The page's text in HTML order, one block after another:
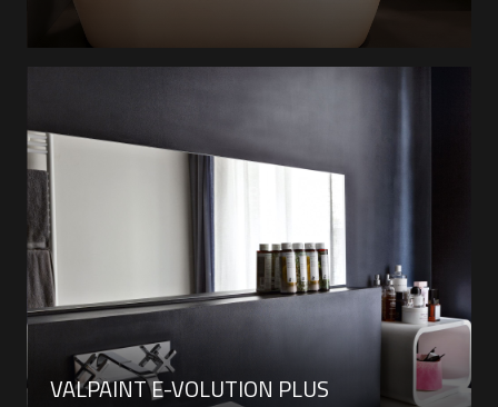
VALPAINT E-VOLUTION PLUS